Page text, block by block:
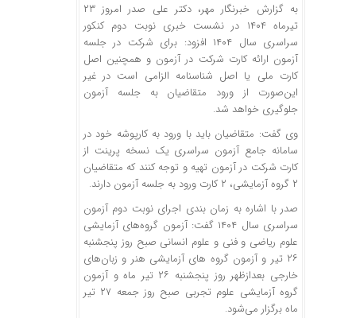
به گزارش خبرنگار مهر، دکتر علی صدر امروز ۲۳
تیرماه۱۴۰۴
در نشست خبری نوبت دوم کنکور
سراسری سال ۱۴۰۴ افزود: برای شرکت در جلسه
آزمون ارائه کارت شرکت در آزمون و همچنین اصل
کارت ملی یا اصل شناسنامه الزامی است در غیر
این‌صورت از ورود متقاضیان به جلسه آزمون
جلوگیری خواهد شد.
وی گفت: متقاضیان باید با ورود به کارپوشه خود در
سامانه جامع آزمون سراسری یک نسخه پرینت از
کارت شرکت در آزمون تهیه و توجه کنند که متقاضیان
۲ گروه آزمایشی، ۲ کارت ورود به جلسه آزمون دارند.
صدر با اشاره به زمان بندی اجرای نوبت دوم آزمون
سراسری سال ۱۴۰۴ گفت: آزمون گروه‌های آزمایشی
علوم ریاضی و فنی و علوم انسانی صبح روز پنجشنبه
۲۶ تیر و آزمون گروه های آزمایشی هنر و زبان‌های
خارجی بعدازظهر روز پنجشنبه ۲۶ تیر ماه و آزمون
گروه آزمایشی علوم تجربی صبح روز جمعه ۲۷ تیر
ماه برگزار می‌شود.